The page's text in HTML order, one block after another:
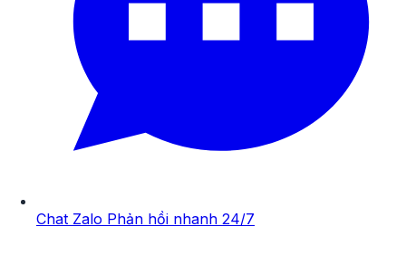
Chat Zalo Phản hồi nhanh 24/7